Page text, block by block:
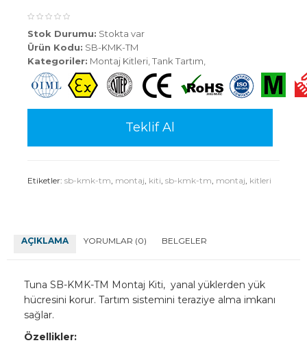
Stok Durumu: Stokta var
Ürün Kodu: SB-KMK-TM
Kategoriler: Montaj Kitleri Tank Tartım
Teklif Al
Etiketler: sb-kmk-tm, montaj, kiti, sb-kmk-tm, montaj, kitleri
AÇIKLAMA YORUMLAR (0) BELGELER
Tuna SB-KMK-TM Montaj Kiti, yanal yüklerden yük
hücresini korur. Tartım sistemini teraziye alma imkanı
sağlar.
Özellikler: